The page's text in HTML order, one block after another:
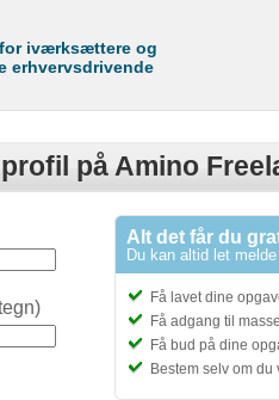
iværksættere og
erhvervsdrivende
på Amino
Alt det får du
Du kan altid let
Få lavet dine
Få adgang til
Få bud på dine
Bestem selv om